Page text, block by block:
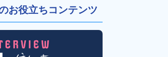
お役立ちコンテンツ